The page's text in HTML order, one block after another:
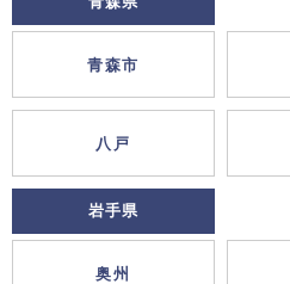
青森市
八戸
岩手県
奥州